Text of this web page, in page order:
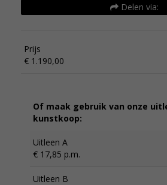
Delen via:
Prijs
€ 1.190,00
Of maak gebruik van onze
kunstkoop:
Uitleen A
€ 17,85 p.m.
Uitleen B